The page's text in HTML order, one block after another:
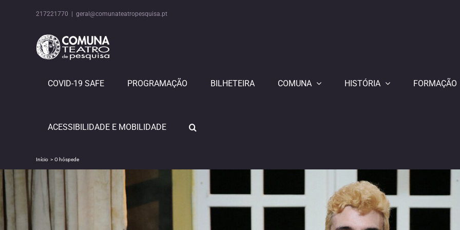
217221770 geral@comunateatropesquisa.pt
COVID-19 SAFE PROGRAMAÇÃO BILHETEIRA COMUNA HISTÓRIA FORMAÇÃO
ACESSIBILIDADE E MOBILIDADE
Início O hóspede